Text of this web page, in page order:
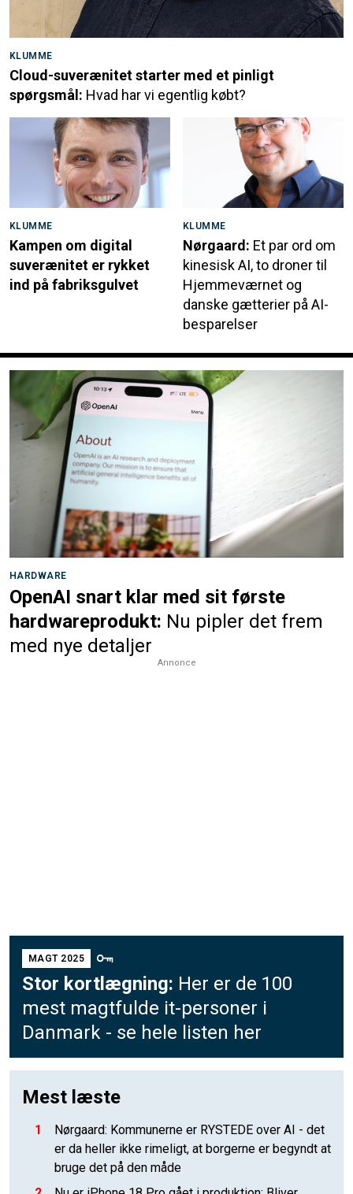
KLUMME
Cloud-suverænitet starter med et pinligt
spørgsmål: Hvad har vi egentlig købt?
KLUMME
Kampen om digital
suverænitet er rykket
ind på fabriksgulvet
KLUMME
Nørgaard: Et par ord om
kinesisk AI, to droner til
Hjemmeværnet og
danske gætterier på AI-
besparelser
HARDWARE
OpenAI snart klar med sit første
hardwareprodukt: Nu pipler det frem
med nye detaljer
Annonce
MAGT 2025
Stor kortlægning: Her er de 100
mest magtfulde it-personer i
Danmark - se hele listen her
Mest læste
1
Nørgaard: Kommunerne er RYSTEDE over AI - det
er da heller ikke rimeligt, at borgerne er begyndt at
bruge det på den måde